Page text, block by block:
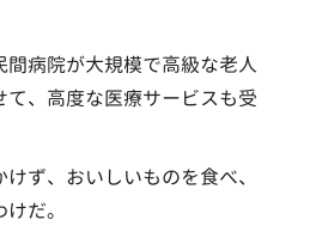
病院が大規模で高級な老人
、高度な医療サービスも受
ず、おいしいものを食べ、
だ。